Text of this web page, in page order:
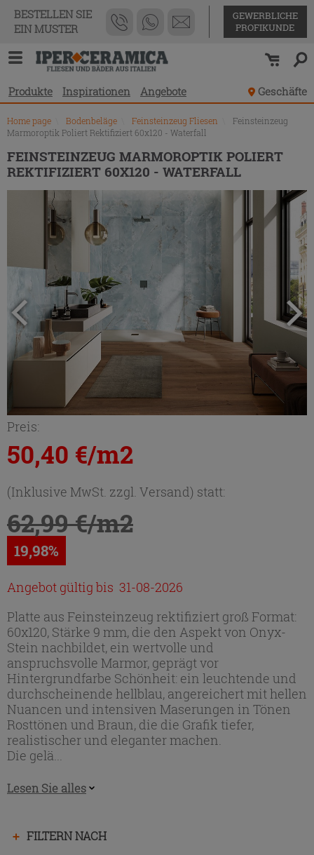
BESTELLEN SIE
EIN MUSTER
GEWERBLICHE
PROFIKUNDE
Produkte Inspirationen Angebote Geschäfte
Home page Bodenbeläge Feinsteinzeug Fliesen
Feinsteinzeug
Marmoroptik Poliert Rektifiziert 60x120 - Waterfall
FEINSTEINZEUG MARMOROPTIK POLIERT
REKTIFIZIERT 60X120 - WATERFALL
Preis:
50,40 €/m2
(Inklusive MwSt. zzgl. Versand) statt:
62,99 €/m2
19,98%
Angebot gültig bis 31-08-2026
Platte aus Feinsteinzeug rektifiziert groß Format:
60x120, Stärke 9 mm, die den Aspekt von Onyx-
Stein nachbildet, ein wertvolle und
anspruchsvolle Marmor, geprägt vor
Hintergrundfarbe Schönheit: ein leuchtende und
durchscheinende hellblau, angereichert mit hellen
Nuancen und intensiven Maserungen in Tönen
Rosttönen und Braun, die die Grafik tiefer,
realistischer und eleganter machen.
Die gelä...
Lesen Sie alles
Produktverzeichnis
FILTERN NACH
Drücken